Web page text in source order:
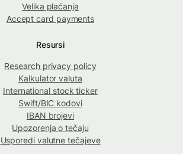
Velika plaćanja
Accept card payments
Resursi
Research privacy policy
Kalkulator valuta
International stock ticker
Swift/BIC kodovi
IBAN brojevi
Upozorenja o tečaju
Usporedi valutne tečajeve